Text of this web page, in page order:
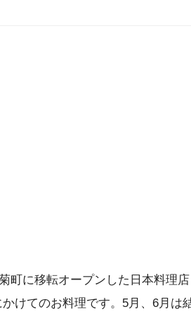
町に移転オープンした日本料理
けてのお料理です。5月、6月は